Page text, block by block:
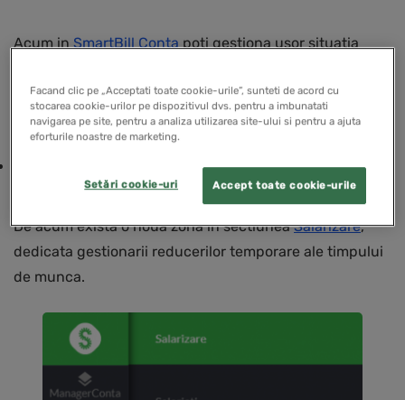
Acum inSmartBill Contapoti gestiona usor situatia
salariatii unei firme, prin implementarea unor
functionalitati noi:
Adaugarea reducerilor temporare ale timpului de
munca per salariat
De acum exista o noua zona in sectiuneaSalarizare,
dedicata gestionarii reducerilor temporare ale timpului
de munca.
Facand clic pe „Acceptati toate cookie-urile”, sunteti de acord cu
stocarea cookie-urilor pe dispozitivul dvs. pentru a imbunatati
navigarea pe site, pentru a analiza utilizarea site-ului si pentru a ajuta
eforturile noastre de marketing.
Accept toate cookie-urile
Setări cookie-uri